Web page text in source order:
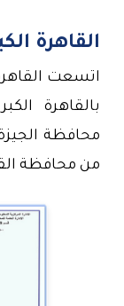
القاهرة
من محافظة